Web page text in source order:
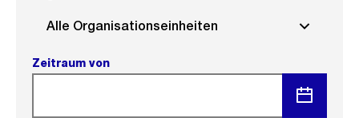
Alle Organisationseinheiten
Zeitraum von